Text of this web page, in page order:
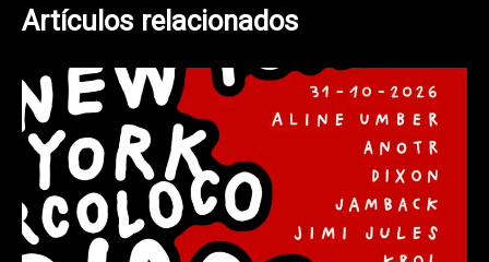
Artículos relacionados